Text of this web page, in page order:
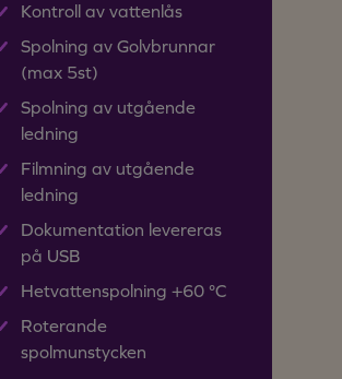
Kontroll av vattenlås
Spolning av Golvbrunnar
(max 5st)
Spolning av utgående
ledning
Filmning av utgående
ledning
Dokumentation levereras
på USB
Hetvattenspolning +60 °C
Roterande
spolmunstycken